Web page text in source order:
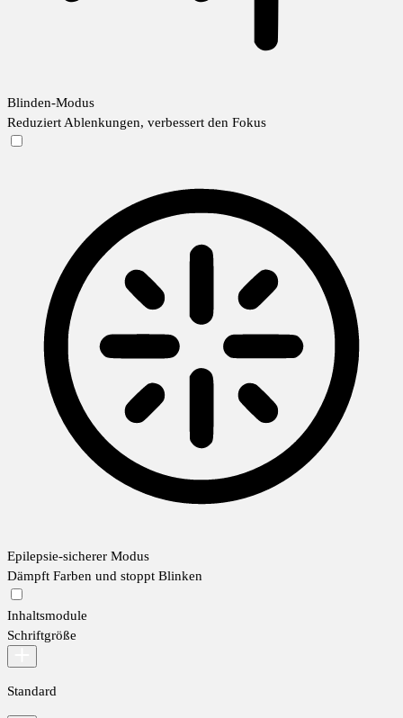
Blinden-Modus
Reduziert Ablenkungen, verbessert den Fokus
Epilepsie-sicherer Modus
Dämpft Farben und stoppt Blinken
Inhaltsmodule
Schriftgröße
Standard